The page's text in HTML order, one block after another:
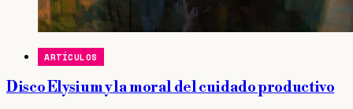
ARTÍCULOS
Disco Elysium y la moral del cuidado productivo